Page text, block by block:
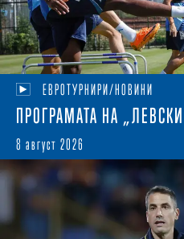
ЕВРОТУРНИРИ/НОВИНИ
ПРОГРАМАТА НА
8 август 2026